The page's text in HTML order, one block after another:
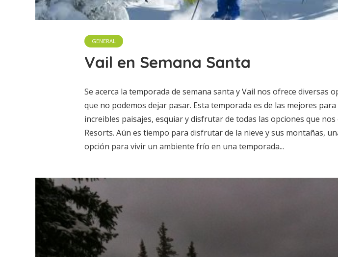
GENERAL
Vail en Semana Santa
Se acerca la temporada de semana santa y Vail nos ofrece diversas
que no podemos dejar pasar. Esta temporada es de las mejores
increibles paisajes, esquiar y disfrutar de todas las opciones que nos
Resorts. Aún es tiempo para disfrutar de la nieve y sus montañas,
opción para vivir un ambiente frío en una temporada...